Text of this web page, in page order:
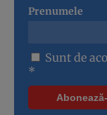
Prenumele
Sunt de
*